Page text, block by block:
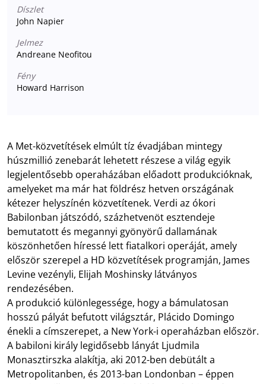
Díszlet
John Napier
Jelmez
Andreane Neofitou
Fény
Howard Harrison
A Met-közvetítések elmúlt tíz évadjában mintegy
húszmillió zenebarát lehetett részese a világ egyik
legjelentősebb operaházában előadott produkcióknak,
amelyeket ma már hat földrész hetven országának
kétezer helyszínén közvetítenek. Verdi az ókori
Babilonban játszódó, százhetvenöt esztendeje
bemutatott és megannyi gyönyörű dallamának
köszönhetően híressé lett fiatalkori operáját, amely
először szerepel a HD közvetítések programján, James
Levine vezényli, Elijah Moshinsky látványos
rendezésében.
A produkció különlegessége, hogy a bámulatosan
hosszú pályát befutott világsztár, Plácido Domingo
énekli a címszerepet, a New York-i operaházban először.
A babiloni király legidősebb lányát Ljudmila
Monasztirszka alakítja, aki 2012-ben debütált a
Metropolitanben, és 2013-ban Londonban – éppen